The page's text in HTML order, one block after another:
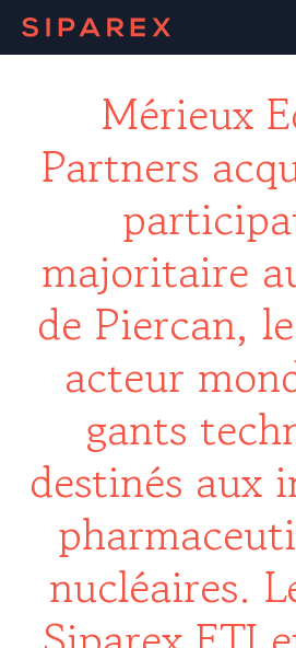
Mérieux
Partners
majoritaire
de Piercan,
acteur
gants
destinés aux
nucléaires.